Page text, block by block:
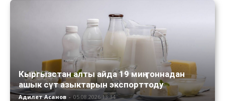
Кыргызстан алты айда 19 миң тоннадан
ашык сүт азыктарын экспорттоду
Адилет Асанов - 05.08.2026 13:34